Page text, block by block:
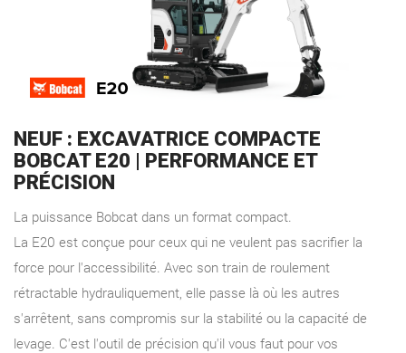
NEUF : EXCAVATRICE COMPACTE
BOBCAT E20 | PERFORMANCE ET
PRÉCISION
La puissance Bobcat dans un format compact.
La E20 est conçue pour ceux qui ne veulent pas sacrifier la
force pour l'accessibilité. Avec son train de roulement
rétractable hydrauliquement, elle passe là où les autres
s'arrêtent, sans compromis sur la stabilité ou la capacité de
levage. C'est l'outil de précision qu'il vous faut pour vos